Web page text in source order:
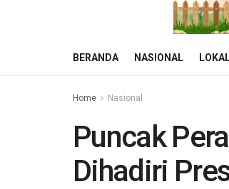
BERANDA NASIONAL
Home Nasional
Puncak
Dihadiri